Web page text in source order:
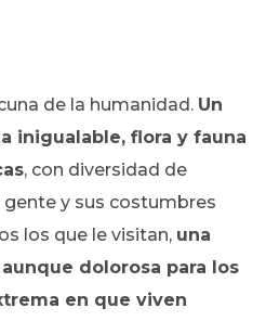
de la humanidad. Un
inigualable, flora y fauna
, con diversidad de
gente y sus costumbres
los que le visitan, una
dolorosa para los
en que viven